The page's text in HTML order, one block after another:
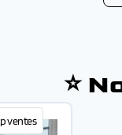
⭐
ventes